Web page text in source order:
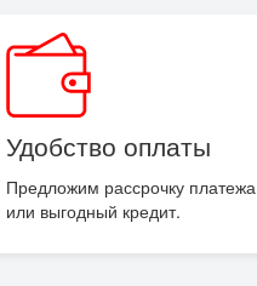
Удобство оплаты
Предложим рассрочку платежа
или выгодный кредит.